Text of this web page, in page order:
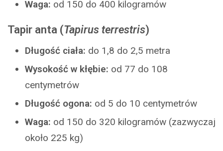
Waga: od 150 do 400 kilogramów
Tapir anta (Tapirus terrestris)
Długość ciała: do 1,8 do 2,5 metra
Wysokość w kłębie: od 77 do 108
centymetrów
Długość ogona: od 5 do 10 centymetrów
Waga: od 150 do 320 kilogramów (zazwyczaj
około 225 kg)